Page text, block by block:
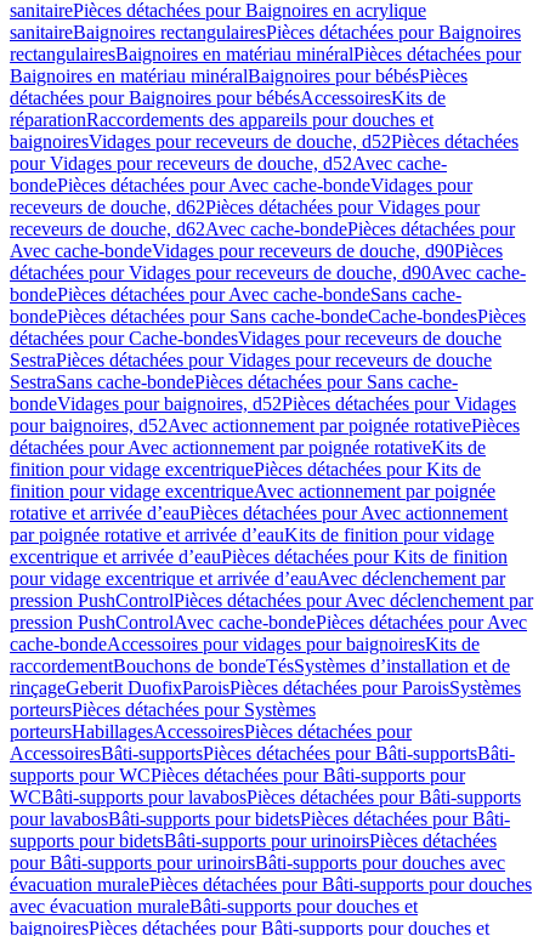
sanitairePièces détachées pour Baignoires en acrylique
sanitaireBaignoires rectangulairesPièces détachées pour Baignoires
rectangulairesBaignoires en matériau minéralPièces détachées pour
Baignoires en matériau minéralBaignoires pour bébésPièces
détachées pour Baignoires pour bébésAccessoiresKits de
réparationRaccordements des appareils pour douches et
baignoiresVidages pour receveurs de douche, d52Pièces détachées
pour Vidages pour receveurs de douche, d52Avec cache-
bondePièces détachées pour Avec cache-bondeVidages pour
receveurs de douche, d62Pièces détachées pour Vidages pour
receveurs de douche, d62Avec cache-bondePièces détachées pour
Avec cache-bondeVidages pour receveurs de douche, d90Pièces
détachées pour Vidages pour receveurs de douche, d90Avec cache-
bondePièces détachées pour Avec cache-bondeSans cache-
bondePièces détachées pour Sans cache-bondeCache-bondesPièces
détachées pour Cache-bondesVidages pour receveurs de douche
SestraPièces détachées pour Vidages pour receveurs de douche
SestraSans cache-bondePièces détachées pour Sans cache-
bondeVidages pour baignoires, d52Pièces détachées pour Vidages
pour baignoires, d52Avec actionnement par poignée rotativePièces
détachées pour Avec actionnement par poignée rotativeKits de
finition pour vidage excentriquePièces détachées pour Kits de
finition pour vidage excentriqueAvec actionnement par poignée
rotative et arrivée d’eauPièces détachées pour Avec actionnement
par poignée rotative et arrivée d’eauKits de finition pour vidage
excentrique et arrivée d’eauPièces détachées pour Kits de finition
pour vidage excentrique et arrivée d’eauAvec déclenchement par
pression PushControlPièces détachées pour Avec déclenchement par
pression PushControlAvec cache-bondePièces détachées pour Avec
cache-bondeAccessoires pour vidages pour baignoiresKits de
raccordementBouchons de bondeTésSystèmes d’installation et de
rinçageGeberit DuofixParoisPièces détachées pour ParoisSystèmes
porteursPièces détachées pour Systèmes
porteursHabillagesAccessoiresPièces détachées pour
AccessoiresBâti-supportsPièces détachées pour Bâti-supportsBâti-
supports pour WCPièces détachées pour Bâti-supports pour
WCBâti-supports pour lavabosPièces détachées pour Bâti-supports
pour lavabosBâti-supports pour bidetsPièces détachées pour Bâti-
supports pour bidetsBâti-supports pour urinoirsPièces détachées
pour Bâti-supports pour urinoirsBâti-supports pour douches avec
évacuation muralePièces détachées pour Bâti-supports pour douches
avec évacuation muraleBâti-supports pour douches et
baignoiresPièces détachées pour Bâti-supports pour douches et